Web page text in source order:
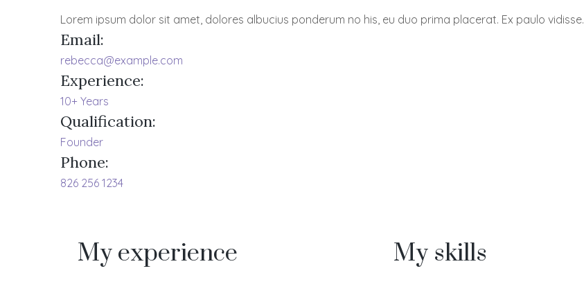
Lorem ipsum dolor sit amet, dolores albucius ponderum no his, eu duo prima placerat. Ex paulo vidisse.
Email:
rebecca@example.com
Experience:
10+ Years
Qualification:
Founder
Phone:
826 256 1234
My experience My skills